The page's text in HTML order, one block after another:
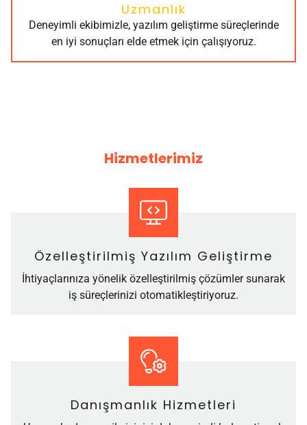
Uzmanlık
Deneyimli ekibimizle, yazılım geliştirme süreçlerinde
en iyi sonuçları elde etmek için çalışıyoruz.
Hizmetlerimiz
Özelleştirilmiş Yazılım Geliştirme
İhtiyaçlarınıza yönelik özelleştirilmiş çözümler sunarak
iş süreçlerinizi otomatikleştiriyoruz.
Danışmanlık Hizmetleri